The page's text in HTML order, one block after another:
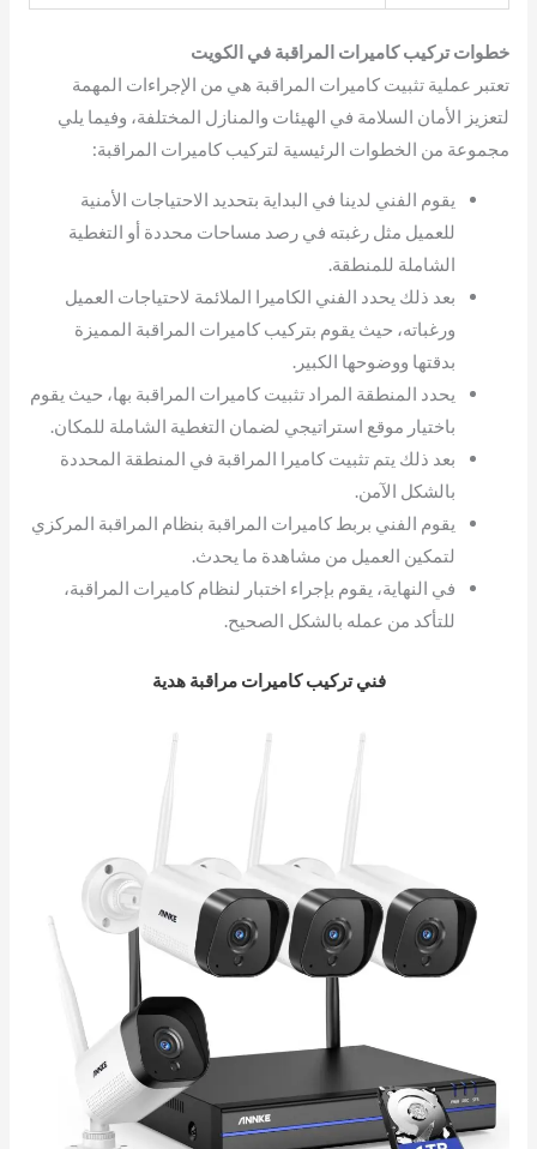
خطوات تركيب كاميرات المراقبة في الكويت
تعتبر عملية تثبيت كاميرات المراقبة هي من الإجراءات المهمة
لتعزيز الأمان السلامة في الهيئات والمنازل المختلفة، وفيما يلي
مجموعة من الخطوات الرئيسية لتركيب كاميرات المراقبة:
يقوم الفني لدينا في البداية بتحديد الاحتياجات الأمنية
للعميل مثل رغبته في رصد مساحات محددة أو التغطية
الشاملة للمنطقة.
بعد ذلك يحدد الفني الكاميرا الملائمة لاحتياجات العميل
ورغباته، حيث يقوم بتركيب كاميرات المراقبة المميزة
بدقتها ووضوحها الكبير.
يحدد المنطقة المراد تثبيت كاميرات المراقبة بها، حيث يقوم
باختيار موقع استراتيجي لضمان التغطية الشاملة للمكان.
بعد ذلك يتم تثبيت كاميرا المراقبة في المنطقة المحددة
بالشكل الآمن.
يقوم الفني بربط كاميرات المراقبة بنظام المراقبة المركزي
لتمكين العميل من مشاهدة ما يحدث.
في النهاية، يقوم بإجراء اختبار لنظام كاميرات المراقبة،
للتأكد من عمله بالشكل الصحيح.
فني تركيب كاميرات مراقبة هدية